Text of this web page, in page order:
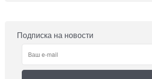
Подписка на новости